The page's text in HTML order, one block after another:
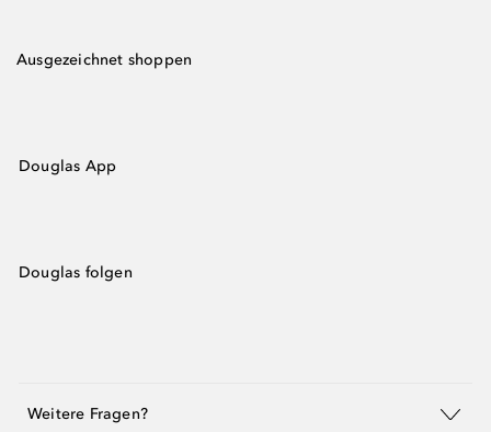
Ausgezeichnet shoppen
Douglas App
Douglas folgen
Weitere Fragen?